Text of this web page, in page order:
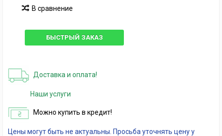
В сравнение
БЫСТРЫЙ ЗАКАЗ
Доставка и оплата!
Наши услуги
Можно купить в кредит!
Цены могут быть не актуальны. Просьба уточнять цену у